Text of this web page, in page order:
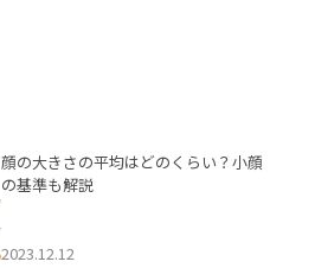
顔の大きさの平均はどのくらい？小顔
の基準も解説
2023.12.12